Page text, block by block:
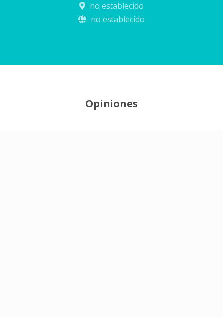
no establecido
no establecido
Opiniones